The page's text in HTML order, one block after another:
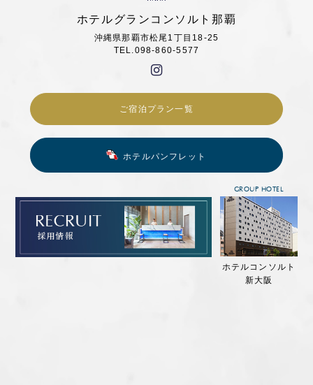
ホテルグランコンソルト那覇
沖縄県那覇市松尾1丁目18-25
TEL.098-860-5577
ご宿泊プラン一覧
ホテルパンフレット
GROUP HOTEL
ホテルコンソルト
新大阪